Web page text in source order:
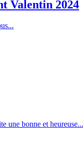
Valentin 2024
une bonne et heureuse...